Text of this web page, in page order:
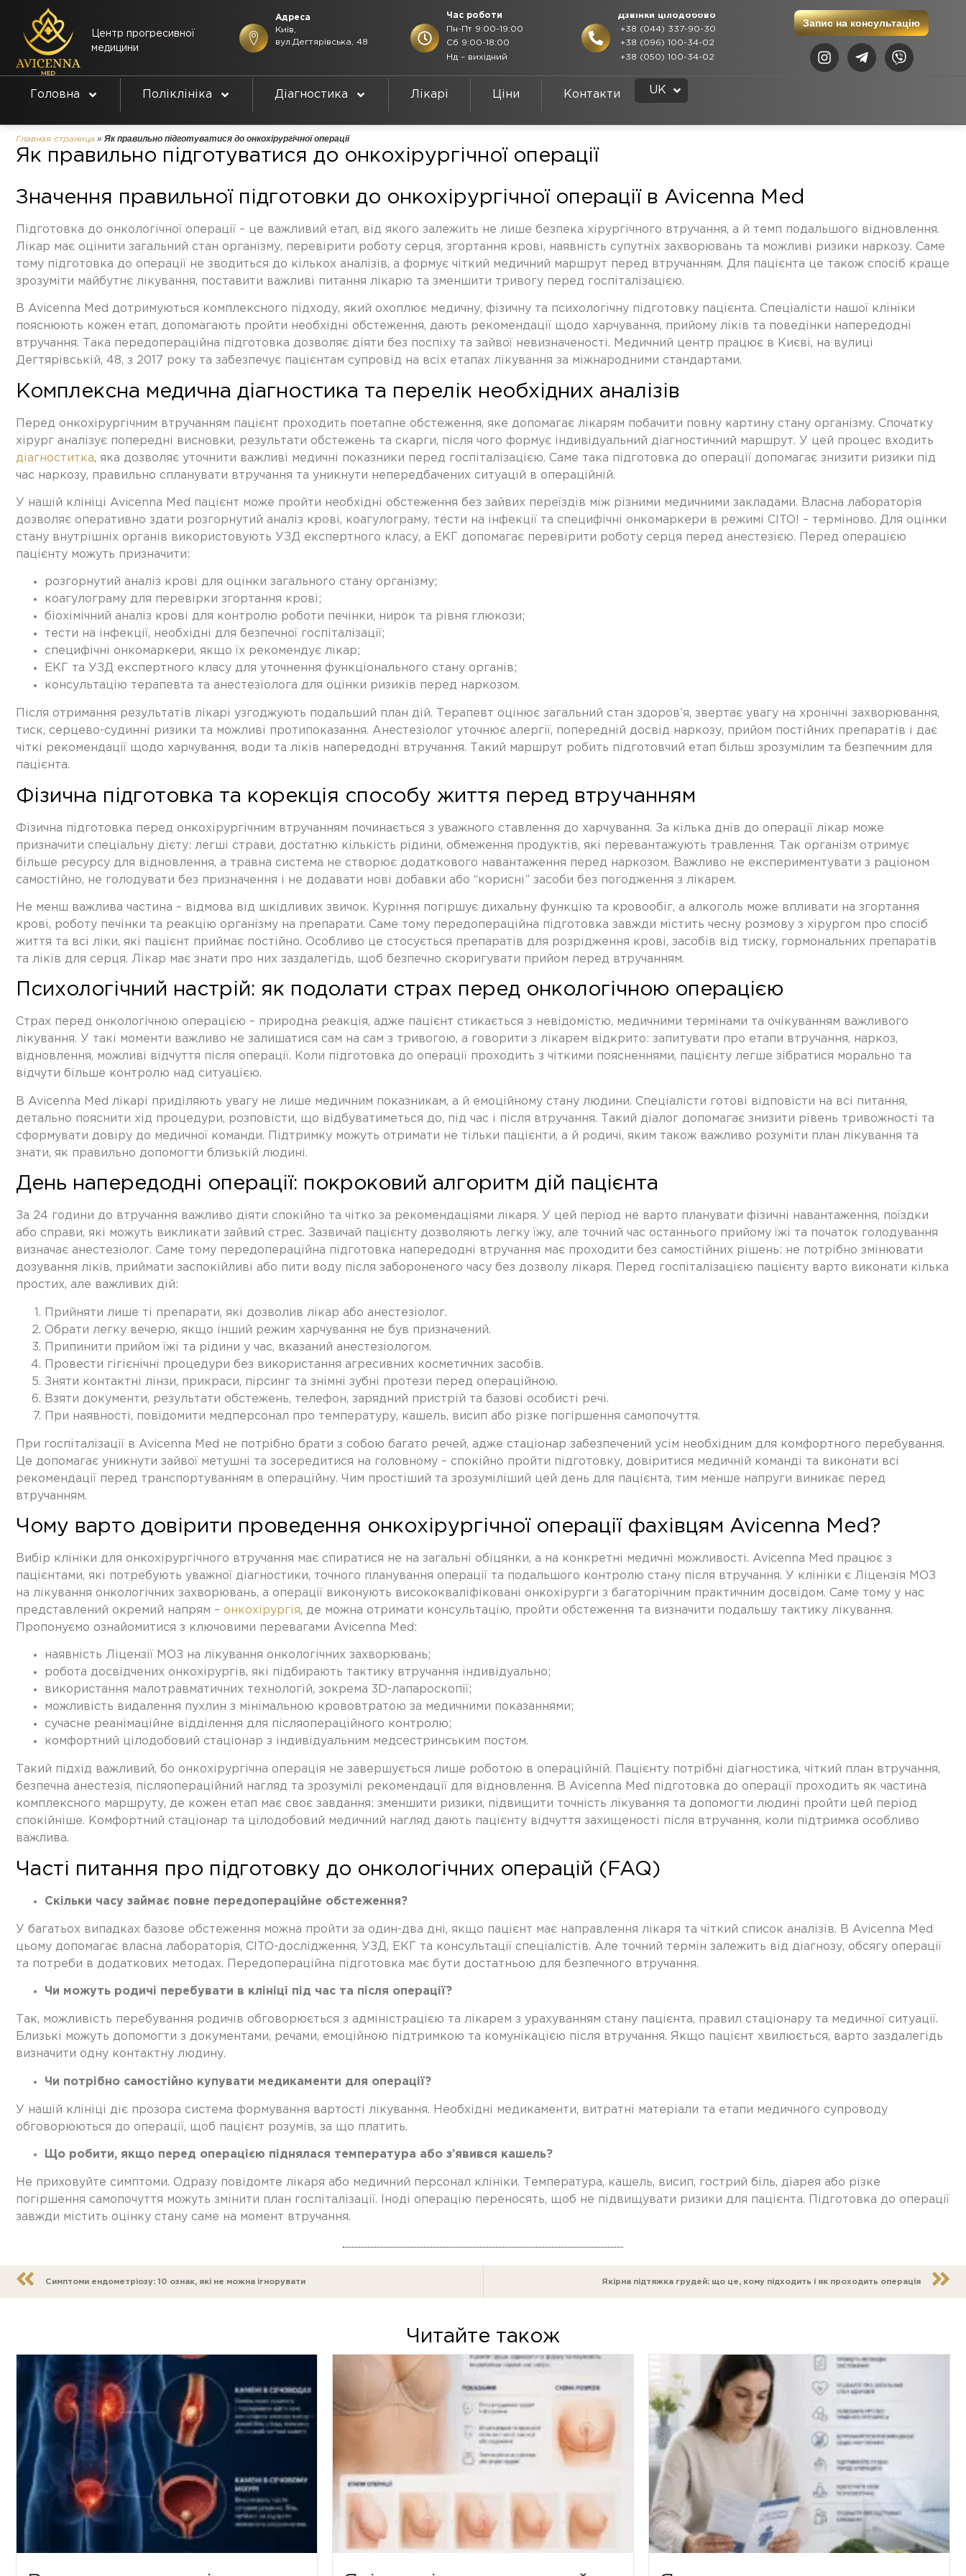
Центр прогресивної
медицини
Адреса
Київ,
вул.Дегтярівська, 48
Час роботи
Пн-Пт 9:00-19:00
Сб 9:00-18:00
Нд – вихідний
Дзвінки цілодобово
+38 (044) 337-90-30
+38 (096) 100-34-02
+38 (050) 100-34-02
Запис на консультацію
Головна Поліклініка Діагностика Лікарі Ціни Контакти UK
RU
Главная страница » Як правильно підготуватися до онкохірургічної операції
Як правильно підготуватися до онкохірургічної операції
Значення правильної підготовки до онкохірургічної операції в Avicenna Med
Підготовка до онкологічної операції – це важливий етап, від якого залежить не лише безпека хірургічного втручання, а й темп подальшого відновлення.
Лікар має оцінити загальний стан організму, перевірити роботу серця, згортання крові, наявність супутніх захворювань та можливі ризики наркозу. Саме
тому підготовка до операції не зводиться до кількох аналізів, а формує чіткий медичний маршрут перед втручанням. Для пацієнта це також спосіб краще
зрозуміти майбутнє лікування, поставити важливі питання лікарю та зменшити тривогу перед госпіталізацією.
В Avicenna Med дотримуються комплексного підходу, який охоплює медичну, фізичну та психологічну підготовку пацієнта. Спеціалісти нашої клініки
пояснюють кожен етап, допомагають пройти необхідні обстеження, дають рекомендації щодо харчування, прийому ліків та поведінки напередодні
втручання. Така передопераційна підготовка дозволяє діяти без поспіху та зайвої невизначеності. Медичний центр працює в Києві, на вулиці
Дегтярівській, 48, з 2017 року та забезпечує пацієнтам супровід на всіх етапах лікування за міжнародними стандартами.
Комплексна медична діагностика та перелік необхідних аналізів
Перед онкохірургічним втручанням пацієнт проходить поетапне обстеження, яке допомагає лікарям побачити повну картину стану організму. Спочатку
хірург аналізує попередні висновки, результати обстежень та скарги, після чого формує індивідуальний діагностичний маршрут. У цей процес входить
діагноститка, яка дозволяє уточнити важливі медичні показники перед госпіталізацією. Саме така підготовка до операції допомагає знизити ризики під
час наркозу, правильно спланувати втручання та уникнути непередбачених ситуацій в операційній.
У нашій клініці Avicenna Med пацієнт може пройти необхідні обстеження без зайвих переїздів між різними медичними закладами. Власна лабораторія
дозволяє оперативно здати розгорнутий аналіз крові, коагулограму, тести на інфекції та специфічні онкомаркери в режимі CITO! – терміново. Для оцінки
стану внутрішніх органів використовують УЗД експертного класу, а ЕКГ допомагає перевірити роботу серця перед анестезією. Перед операцією
пацієнту можуть призначити:
розгорнутий аналіз крові для оцінки загального стану організму;
коагулограму для перевірки згортання крові;
біохімічний аналіз крові для контролю роботи печінки, нирок та рівня глюкози;
тести на інфекції, необхідні для безпечної госпіталізації;
специфічні онкомаркери, якщо їх рекомендує лікар;
ЕКГ та УЗД експертного класу для уточнення функціонального стану органів;
консультацію терапевта та анестезіолога для оцінки ризиків перед наркозом.
Після отримання результатів лікарі узгоджують подальший план дій. Терапевт оцінює загальний стан здоров’я, звертає увагу на хронічні захворювання,
тиск, серцево-судинні ризики та можливі протипоказання. Анестезіолог уточнює алергії, попередній досвід наркозу, прийом постійних препаратів і дає
чіткі рекомендації щодо харчування, води та ліків напередодні втручання. Такий маршрут робить підготовчий етап більш зрозумілим та безпечним для
пацієнта.
Фізична підготовка та корекція способу життя перед втручанням
Фізична підготовка перед онкохірургічним втручанням починається з уважного ставлення до харчування. За кілька днів до операції лікар може
призначити спеціальну дієту: легші страви, достатню кількість рідини, обмеження продуктів, які перевантажують травлення. Так організм отримує
більше ресурсу для відновлення, а травна система не створює додаткового навантаження перед наркозом. Важливо не експериментувати з раціоном
самостійно, не голодувати без призначення і не додавати нові добавки або “корисні” засоби без погодження з лікарем.
Не менш важлива частина – відмова від шкідливих звичок. Куріння погіршує дихальну функцію та кровообіг, а алкоголь може впливати на згортання
крові, роботу печінки та реакцію організму на препарати. Саме тому передопераційна підготовка завжди містить чесну розмову з хірургом про спосіб
життя та всі ліки, які пацієнт приймає постійно. Особливо це стосується препаратів для розрідження крові, засобів від тиску, гормональних препаратів
та ліків для серця. Лікар має знати про них заздалегідь, щоб безпечно скоригувати прийом перед втручанням.
Психологічний настрій: як подолати страх перед онкологічною операцією
Страх перед онкологічною операцією – природна реакція, адже пацієнт стикається з невідомістю, медичними термінами та очікуванням важливого
лікування. У такі моменти важливо не залишатися сам на сам з тривогою, а говорити з лікарем відкрито: запитувати про етапи втручання, наркоз,
відновлення, можливі відчуття після операції. Коли підготовка до операції проходить з чіткими поясненнями, пацієнту легше зібратися морально та
відчути більше контролю над ситуацією.
В Avicenna Med лікарі приділяють увагу не лише медичним показникам, а й емоційному стану людини. Спеціалісти готові відповісти на всі питання,
детально пояснити хід процедури, розповісти, що відбуватиметься до, під час і після втручання. Такий діалог допомагає знизити рівень тривожності та
сформувати довіру до медичної команди. Підтримку можуть отримати не тільки пацієнти, а й родичі, яким також важливо розуміти план лікування та
знати, як правильно допомогти близькій людині.
День напередодні операції: покроковий алгоритм дій пацієнта
За 24 години до втручання важливо діяти спокійно та чітко за рекомендаціями лікаря. У цей період не варто планувати фізичні навантаження, поїздки
або справи, які можуть викликати зайвий стрес. Зазвичай пацієнту дозволяють легку їжу, але точний час останнього прийому їжі та початок голодування
визначає анестезіолог. Саме тому передопераційна підготовка напередодні втручання має проходити без самостійних рішень: не потрібно змінювати
дозування ліків, приймати заспокійливі або пити воду після забороненого часу без дозволу лікаря. Перед госпіталізацією пацієнту варто виконати кілька
простих, але важливих дій:
Прийняти лише ті препарати, які дозволив лікар або анестезіолог.
Обрати легку вечерю, якщо інший режим харчування не був призначений.
Припинити прийом їжі та рідини у час, вказаний анестезіологом.
Провести гігієнічні процедури без використання агресивних косметичних засобів.
Зняти контактні лінзи, прикраси, пірсинг та знімні зубні протези перед операційною.
Взяти документи, результати обстежень, телефон, зарядний пристрій та базові особисті речі.
При наявності, повідомити медперсонал про температуру, кашель, висип або різке погіршення самопочуття.
При госпіталізації в Avicenna Med не потрібно брати з собою багато речей, адже стаціонар забезпечений усім необхідним для комфортного перебування.
Це допомагає уникнути зайвої метушні та зосередитися на головному – спокійно пройти підготовку, довіритися медичній команді та виконати всі
рекомендації перед транспортуванням в операційну. Чим простіший та зрозуміліший цей день для пацієнта, тим менше напруги виникає перед
втручанням.
Чому варто довірити проведення онкохірургічної операції фахівцям Avicenna Med?
Вибір клініки для онкохірургічного втручання має спиратися не на загальні обіцянки, а на конкретні медичні можливості. Avicenna Med працює з
пацієнтами, які потребують уважної діагностики, точного планування операції та подальшого контролю стану після втручання. У клініки є Ліцензія МОЗ
на лікування онкологічних захворювань, а операції виконують висококваліфіковані онкохірурги з багаторічним практичним досвідом. Саме тому у нас
представлений окремий напрям – онкохірургія, де можна отримати консультацію, пройти обстеження та визначити подальшу тактику лікування.
Пропонуємо ознайомитися з ключовими перевагами Avicenna Med:
наявність Ліцензії МОЗ на лікування онкологічних захворювань;
робота досвідчених онкохірургів, які підбирають тактику втручання індивідуально;
використання малотравматичних технологій, зокрема 3D-лапароскопії;
можливість видалення пухлин з мінімальною крововтратою за медичними показаннями;
сучасне реанімаційне відділення для післяопераційного контролю;
комфортний цілодобовий стаціонар з індивідуальним медсестринським постом.
Такий підхід важливий, бо онкохірургічна операція не завершується лише роботою в операційній. Пацієнту потрібні діагностика, чіткий план втручання,
безпечна анестезія, післяопераційний нагляд та зрозумілі рекомендації для відновлення. В Avicenna Med підготовка до операції проходить як частина
комплексного маршруту, де кожен етап має своє завдання: зменшити ризики, підвищити точність лікування та допомогти людині пройти цей період
спокійніше. Комфортний стаціонар та цілодобовий медичний нагляд дають пацієнту відчуття захищеності після втручання, коли підтримка особливо
важлива.
Часті питання про підготовку до онкологічних операцій (FAQ)
Скільки часу займає повне передопераційне обстеження?
У багатьох випадках базове обстеження можна пройти за один-два дні, якщо пацієнт має направлення лікаря та чіткий список аналізів. В Avicenna Med
цьому допомагає власна лабораторія, CITO-дослідження, УЗД, ЕКГ та консультації спеціалістів. Але точний термін залежить від діагнозу, обсягу операції
та потреби в додаткових методах. Передопераційна підготовка має бути достатньою для безпечного втручання.
Чи можуть родичі перебувати в клініці під час та після операції?
Так, можливість перебування родичів обговорюється з адміністрацією та лікарем з урахуванням стану пацієнта, правил стаціонару та медичної ситуації.
Близькі можуть допомогти з документами, речами, емоційною підтримкою та комунікацією після втручання. Якщо пацієнт хвилюється, варто заздалегідь
визначити одну контактну людину.
Чи потрібно самостійно купувати медикаменти для операції?
У нашій клініці діє прозора система формування вартості лікування. Необхідні медикаменти, витратні матеріали та етапи медичного супроводу
обговорюються до операції, щоб пацієнт розумів, за що платить.
Що робити, якщо перед операцією піднялася температура або з’явився кашель?
Не приховуйте симптоми. Одразу повідомте лікаря або медичний персонал клініки. Температура, кашель, висип, гострий біль, діарея або різке
погіршення самопочуття можуть змінити план госпіталізації. Іноді операцію переносять, щоб не підвищувати ризики для пацієнта. Підготовка до операції
завжди містить оцінку стану саме на момент втручання.
Симптоми ендометріозу: 10 ознак, які не можна ігнорувати Якірна підтяжка грудей: що це, кому підходить і як проходить операція
Читайте також